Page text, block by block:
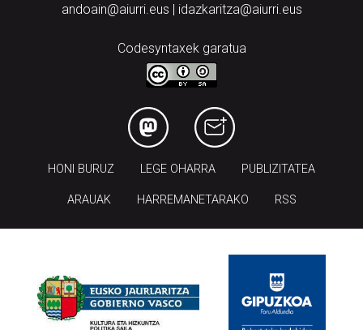
andoain@aiurri.eus | idazkaritza@aiurri.eus
Codesyntaxek garatua
HONI BURUZ LEGE OHARRA PUBLIZITATEA
ARAUAK HARREMANETARAKO RSS